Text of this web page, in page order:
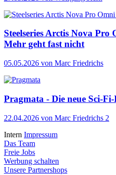
Steelseries Arctis Nova Pro
Mehr geht fast nicht
05.05.2026 von Marc Friedrichs
Pragmata - Die neue Sci-
22.04.2026 von Marc Friedrichs 2
Intern Impressum
Das Team
Freie Jobs
Werbung schalten
Unsere Partnershops